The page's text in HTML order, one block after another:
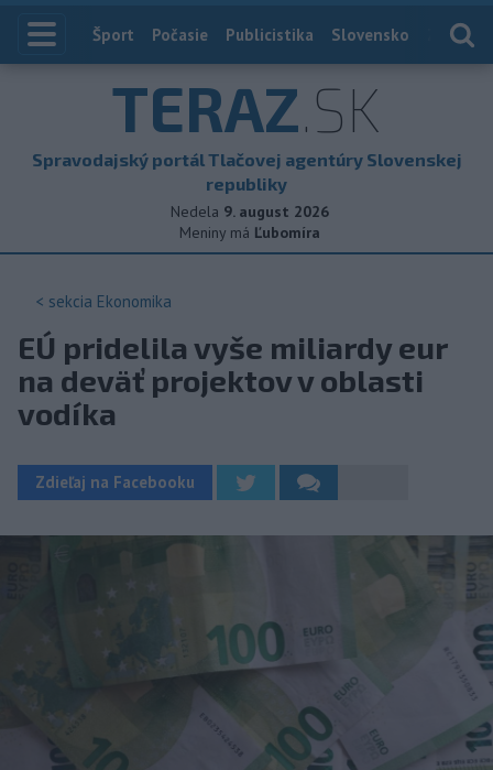
Index
Šport Počasie Publicistika Slovensko
TERAZ.SK
Spravodajský portál Tlačovej agentúry Slovenskej
republiky
Nedela 9. august 2026
Meniny má Ľubomíra
< sekcia Ekonomika
EÚ pridelila vyše miliardy eur
na deväť projektov v oblasti
vodíka
Zdieľaj na Facebooku